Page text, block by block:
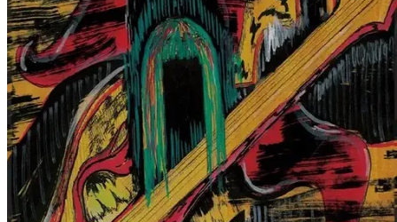
Pagina externă
Vezi pagina artistului